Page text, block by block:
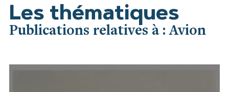
Les thématiques
Publications relatives à : Avion